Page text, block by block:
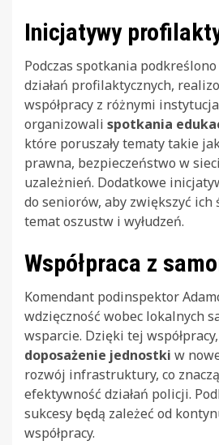
Inicjatywy
Podczas spotkania
działań profilaktycznych,
współpracy z różnymi
organizowali spotkania
które poruszały tematy takie
prawna, bezpieczeństwo w
uzależnień. Dodatkowe
do seniorów, aby zwiększyć ich
temat oszustw i wyłudzeń.
Współpraca z
Komendant podinspektor
wdzięczność wobec lokalnych
wsparcie. Dzięki tej
doposażenie jednostki w
rozwój infrastruktury, co
efektywność działań policji.
sukcesy będą zależeć od
współpracy.